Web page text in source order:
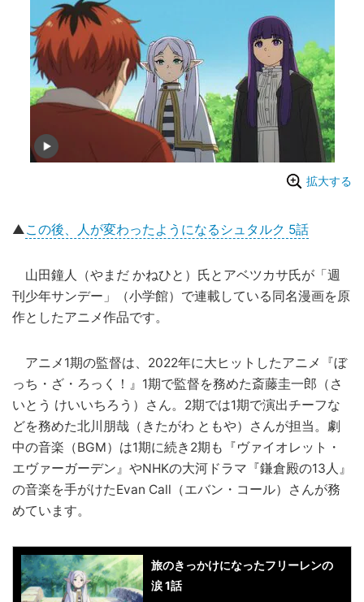
拡大する
▲ この後、人が変わったようになるシュタルク 5話
山田鐘人（やまだ かねひと）氏とアベツカサ氏が「週
刊少年サンデー」（小学館）で連載している同名漫画を原
作としたアニメ作品です。
アニメ1期の監督は、2022年に大ヒットしたアニメ『ぼ
っち・ざ・ろっく！』1期で監督を務めた斎藤圭一郎（さ
いとう けいいちろう）さん。2期では1期で演出チーフな
どを務めた北川朋哉（きたがわ ともや）さんが担当。劇
中の音楽（BGM）は1期に続き2期も『ヴァイオレット・
エヴァーガーデン』やNHKの大河ドラマ『鎌倉殿の13人』
の音楽を手がけたEvan Call（エバン・コール）さんが務
めています。
旅のきっかけになったフリーレンの
涙 1話